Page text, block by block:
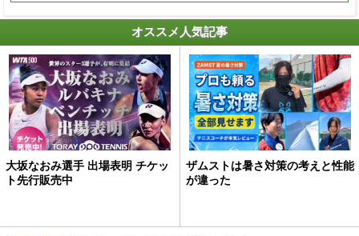
オススメ人気記事
大坂なおみ選手 出場表明 チケッ
ト先行販売中
ザムストは暑さ対策の考えと性能
が違った